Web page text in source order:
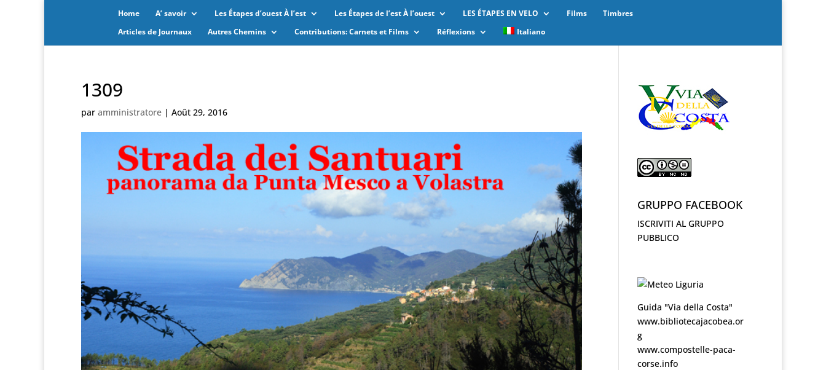
Home A’ savoir Les Étapes d’ouest À l’est Les Étapes de l’est À l’ouest LES ÉTAPES EN VELO Films
Timbres
Articles de Journaux
Autres Chemins Contributions: Carnets et Films Réflexions Italiano
1309
par amministratore | Août 29, 2016
GRUPPO FACEBOOK
ISCRIVITI AL GRUPPO
PUBBLICO
Guida "Via della Costa"
www.bibliotecajacobea.or
g
www.compostelle-paca-
corse.info